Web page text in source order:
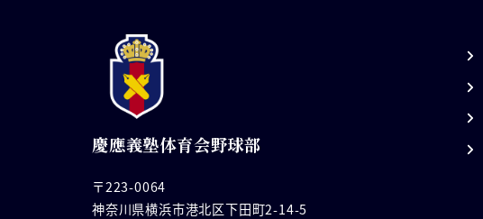
慶應義塾体育会野球部
〒223-0064
神奈川県横浜市港北区下田町2-14-5